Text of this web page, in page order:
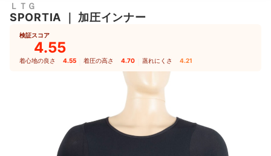
ＬＴＧ
SPORTIA 加圧インナー
検証スコア
4.55
着心地の良さ 4.55 着圧の高さ 4.70 蒸れにくさ 4.21